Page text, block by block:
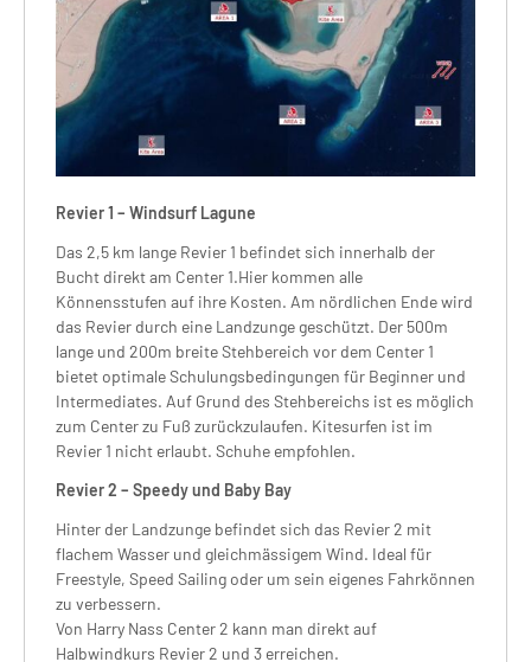
Revier 1 – Windsurf Lagune
Das 2,5 km lange Revier 1 befindet sich innerhalb der
Bucht direkt am Center 1.Hier kommen alle
Könnensstufen auf ihre Kosten. Am nördlichen Ende wird
das Revier durch eine Landzunge geschützt. Der 500m
lange und 200m breite Stehbereich vor dem Center 1
bietet optimale Schulungsbedingungen für Beginner und
Intermediates. Auf Grund des Stehbereichs ist es möglich
zum Center zu Fuß zurückzulaufen. Kitesurfen ist im
Revier 1 nicht erlaubt. Schuhe empfohlen.
Revier 2 – Speedy und Baby Bay
Hinter der Landzunge befindet sich das Revier 2 mit
flachem Wasser und gleichmässigem Wind. Ideal für
Freestyle, Speed Sailing oder um sein eigenes Fahrkönnen
zu verbessern.
Von Harry Nass Center 2 kann man direkt auf
Halbwindkurs Revier 2 und 3 erreichen.